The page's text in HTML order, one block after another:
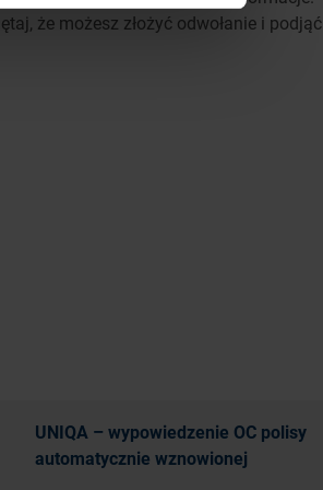
że możesz złożyć odwołanie i podjąć
UNIQA – wypowiedzenie OC polisy
automatycznie wznowionej